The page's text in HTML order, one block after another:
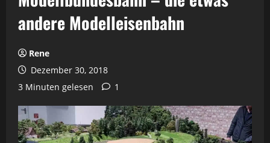
andere Modelleisenbahn
Rene
Dezember 30, 2018
3 Minuten gelesen
1